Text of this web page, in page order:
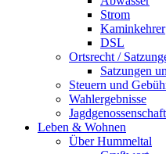
Strom
Kaminkehrer
DSL
Ortsrecht /
Satzungen
Steuern und
Wahlergebnisse
Jagdgenossenschaft
Leben & Wohnen
Über Hummeltal